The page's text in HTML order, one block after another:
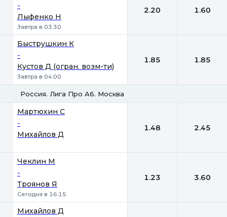
-
Лыфенко Н
Завтра в 03:30
2.20 1.60
Быструшкин К
-
Кустов Д (огран. возм-ти)
Завтра в 04:00
1.85 1.85
Россия. Лига Про А6. Москва
Мартюхин С
-
Михайлов Д
1.48 2.45
Чеклин М
-
Троянов Я
Сегодня в 16:15
1.23 3.60
Михайлов Д